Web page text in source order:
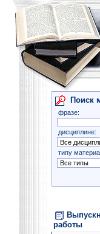
Поиск
фразе:
дисциплине:
типу
работы